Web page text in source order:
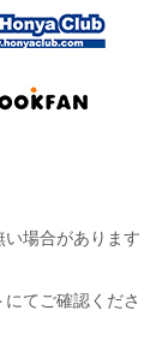
場合があります
てご確認くださ